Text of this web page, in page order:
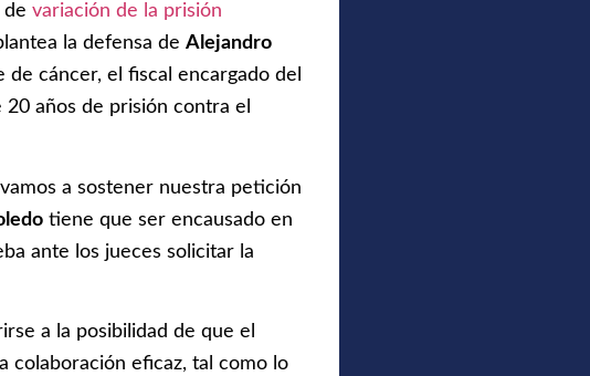
de variación de la prisión
la defensa de Alejandro
cáncer, el fiscal encargado del
años de prisión contra el
a sostener nuestra petición
tiene que ser encausado en
ante los jueces solicitar la
a la posibilidad de que el
colaboración eficaz, tal como lo